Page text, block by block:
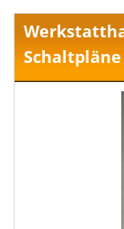
Schaltpläne